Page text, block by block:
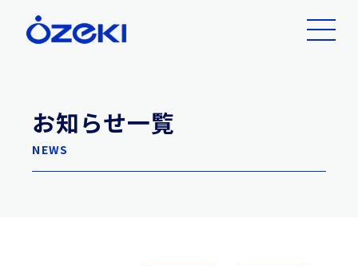
お知らせ一覧
NEWS